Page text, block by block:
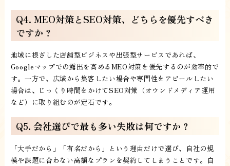
Q4. MEO対策とSEO対策、どちらを優先すべき
ですか？
地域に根ざした店舗型ビジネスや出張型サービスであれば、
Googleマップでの露出を高めるMEO対策を優先するのが効率的で
す。一方で、広域から集客したい場合や専門性をアピールしたい
場合は、じっくり時間をかけてSEO対策（オウンドメディア運用
など）に取り組むのが定石です。
Q5. 会社選びで最も多い失敗は何ですか？
「大手だから」「有名だから」という理由だけで選び、自社の規
模や課題に合わない高額なプランを契約してしまうことです。自